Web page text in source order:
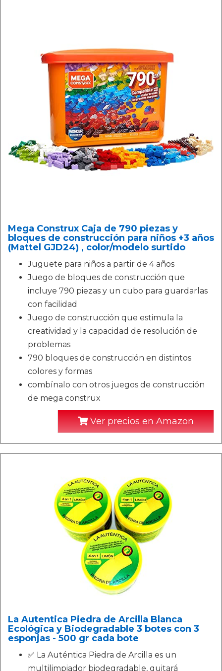
Mega Construx Caja de 790 piezas y
bloques de construcción para niños +3 años
(Mattel GJD24) , color/modelo surtido
Juguete para niños a partir de 4 años
Juego de bloques de construcción que
incluye 790 piezas y un cubo para guardarlas
con facilidad
Juego de construcción que estimula la
creatividad y la capacidad de resolución de
problemas
790 bloques de construcción en distintos
colores y formas
combínalo con otros juegos de construcción
de mega construx
Ver precios en Amazon
La Autentica Piedra de Arcilla Blanca
Ecológica y Biodegradable 3 botes con 3
esponjas - 500 gr cada bote
✅ La Auténtica Piedra de Arcilla es un
multilimpiador biodegradable, quitará